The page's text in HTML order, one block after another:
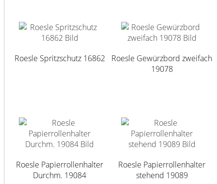
Roesle Spritzschutz 16862
Roesle Gewürzbord zweifach
19078
Roesle Papierrollenhalter
Durchm. 19084
Roesle Papierrollenhalter
stehend 19089